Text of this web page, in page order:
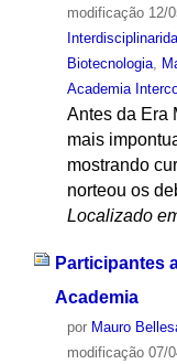
modificação12/
Biotecnologia,
Academia
Antes da Era
mais
mostrando
norteou os
Localizado
Participantes
Academia
por Mauro
modificação07/